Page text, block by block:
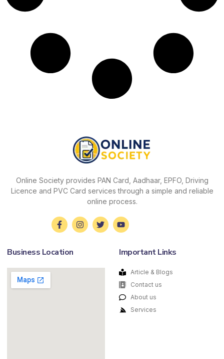
Online Society provides PAN Card, Aadhaar, EPFO, Driving
Licence and PVC Card services through a simple and reliable
online process.
Business Location Important Links
Article & Blogs
Contact us
About us
Services